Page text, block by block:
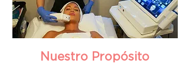
Nuestro Propósito